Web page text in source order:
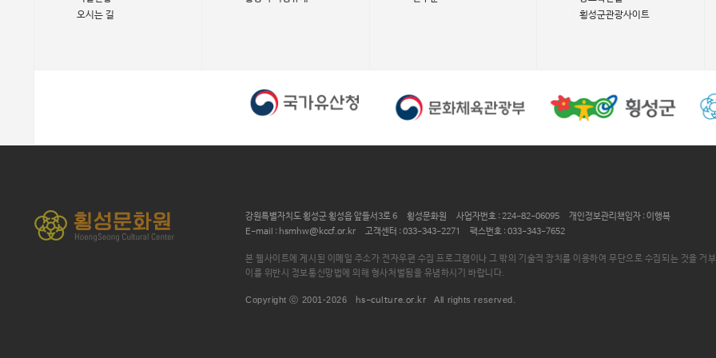
오시는 길
횡성군관광사이트
강원특별자치도 횡성군 횡성읍 앞들서3로 6 횡성문화원 사업자번호 : 224-82-06095
개인정보관리책임자 : 이행복
E-mail : hsmhw@kccf.or.kr
고객센터 : 033-343-2271 팩스번호 : 033-343-7652
본 웹사이트에 게시된 이메일 주소가 전자우편 수집 프로그램이나 그 밖의 기술적 장치를 이용하여 무단으로 수집되는 것을 거
이를 위반시 정보통신망법에 의해 형사처벌됨을 유념하시기 바랍니다.
Copyright ⓒ 2001-2026 hs-culture.or.kr All rights reserved.